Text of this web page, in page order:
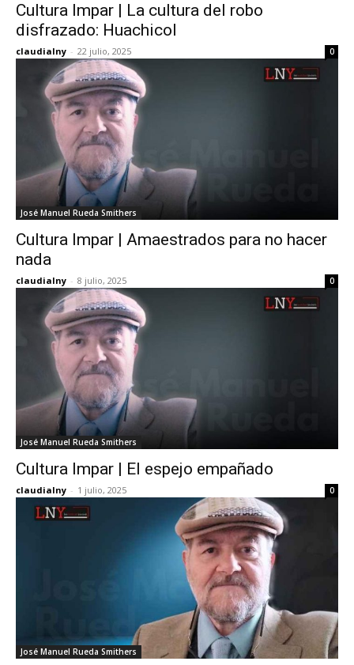
Cultura Impar | La cultura del robo
disfrazado: Huachicol
claudialny - 22 julio, 2025 0
José Manuel Rueda Smithers
Cultura Impar | Amaestrados para no hacer
nada
claudialny - 8 julio, 2025 0
José Manuel Rueda Smithers
Cultura Impar | El espejo empañado
claudialny - 1 julio, 2025 0
José Manuel Rueda Smithers